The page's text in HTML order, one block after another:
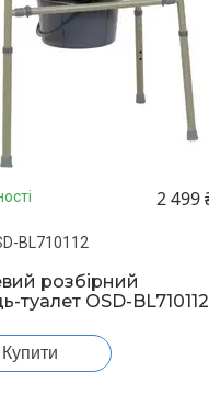
2 499
BL710112
розбірний
туалет OSD-BL710112
Купити